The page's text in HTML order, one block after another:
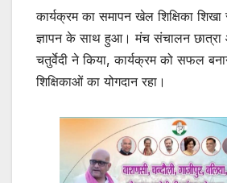
कार्यक्रम का समापन खेल शिक्षिका
ज्ञापन के साथ हुआ। मंच संचालन छात्रा
चतुर्वेदी ने किया, कार्यक्रम को सफल
शिक्षिकाओं का योगदान रहा।